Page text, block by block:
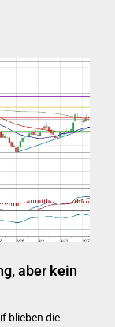
aber kein
blieben die